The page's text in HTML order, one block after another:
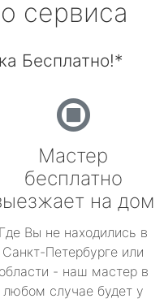
сервиса
Бесплатно!*
Мастер
бесплатно
на дом
Где Вы не находились в
Санкт-Петербурге или
области - наш мастер в
любом случае будет у